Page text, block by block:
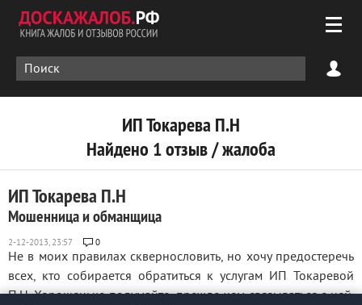
ИП Токарева П.Н
Найдено 1 отзыв / жалоба
ИП Токарева П.Н
Мошенница и обманщица
0
Не в моих правилах сквернословить, но хочу предостеречь
всех, кто собирается обратиться к услугам ИП Токаревой
П.Н. Хорошенько подумайте, прежде чем связываться с ней.